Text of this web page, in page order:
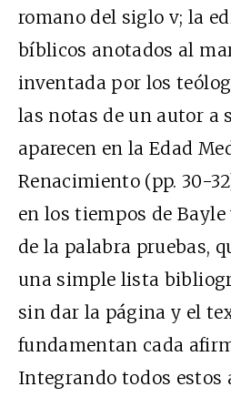
romano del siglo v; la
bíblicos anotados al
inventada por los
las notas de un autor a
aparecen en la Edad
Renacimiento (pp. 30-
en los tiempos de
de la palabra pruebas,
una simple lista
sin dar la página y el
fundamentan cada
Integrando todos estos